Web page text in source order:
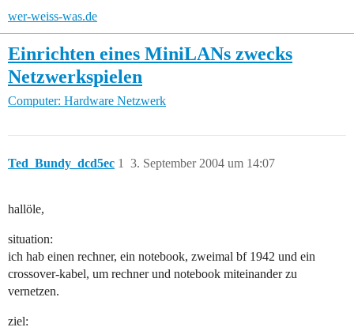
wer-weiss-was.de
Einrichten eines MiniLANs zwecks
Netzwerkspielen
Computer: Hardware Netzwerk
Ted_Bundy_dcd5ec 3. September 2004 um 14:07
1
hallöle,
situation:
ich hab einen rechner, ein notebook, zweimal bf 1942 und ein
crossover-kabel, um rechner und notebook miteinander zu
vernetzen.
ziel: